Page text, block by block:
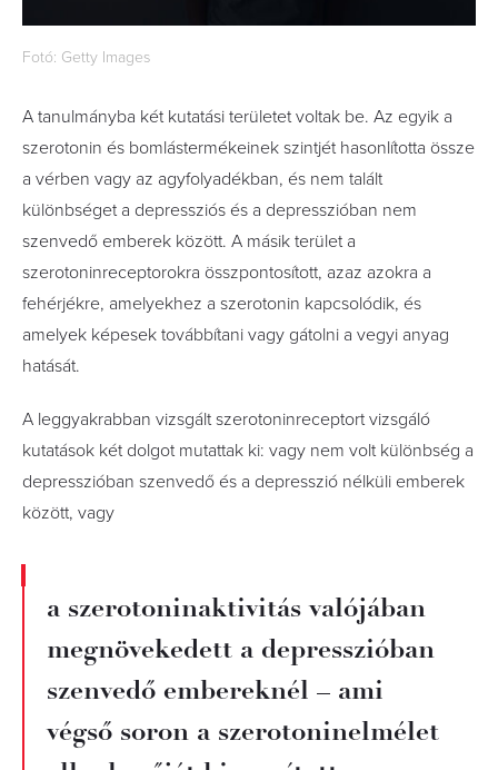
Fotó: Getty Images
A tanulmányba két kutatási területet voltak be. Az egyik a
szerotonin és bomlástermékeinek szintjét hasonlította össze
a vérben vagy az agyfolyadékban, és nem talált
különbséget a depressziós és a depresszióban nem
szenvedő emberek között. A másik terület a
szerotoninreceptorokra összpontosított, azaz azokra a
fehérjékre, amelyekhez a szerotonin kapcsolódik, és
amelyek képesek továbbítani vagy gátolni a vegyi anyag
hatását.
A leggyakrabban vizsgált szerotoninreceptort vizsgáló
kutatások két dolgot mutattak ki: vagy nem volt különbség a
depresszióban szenvedő és a depresszió nélküli emberek
között, vagy
a szerotoninaktivitás valójában
megnövekedett a depresszióban
szenvedő embereknél – ami
végső soron a szerotoninelmélet